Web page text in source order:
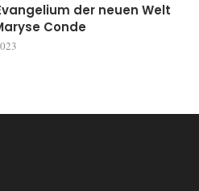
der neuen Welt
Conde